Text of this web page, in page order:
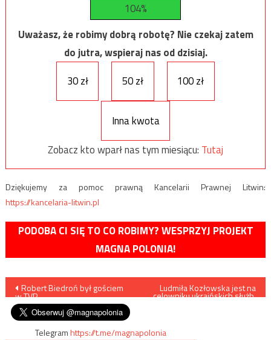
104%
Uważasz, że robimy dobrą robotę? Nie czekaj zatem
do jutra, wspieraj nas od dzisiaj.
30 zł
50 zł 100 zł
Inna kwota
Zobacz kto wparł nas tym miesiącu: Tutaj
Dziękujemy za pomoc prawną Kancelarii Prawnej Litwin:
https://kancelaria-litwin.pl
PODOBA CI SIĘ TO CO ROBIMY? WESPRZYJ PROJEKT
MAGNA POLONIA!
Nawigacja
wpisu
Robert Biedroń był gościem
w TVP…
Ludmiła Kozłowska jest na
celowniku ukraińskich służb.
Telegramhttps://t.me/magnapolonia